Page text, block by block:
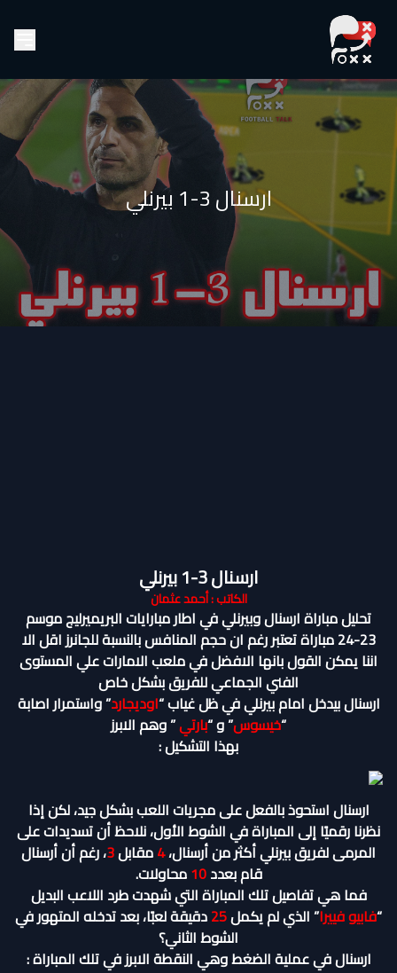
ارسنال 3-1 بيرنلي
ارسنال 3-1 بيرنلي
الكاتب : أحمد عثمان
تحليل مباراة ارسنال وبيرنلي في اطار مبارايات البريميرليج موسم
23-24 مباراة تعتبر رغم ان حجم المنافس بالنسبة للجانرز اقل الا
اننا يمكن القول بانها الافضل في ملعب الامارات علي المستوى
الفني الجماعي للفريق بشكل خاص
ارسنال بيدخل امام بيرنلي في ظل غياب “اوديجارد” واستمرار اصابة
“خيسوس” و “بارتي” وهم الابرز
بهذا التشكيل :
ارسنال استحوذ بالفعل على مجريات اللعب بشكل جيد، لكن إذا
نظرنا رقميًا إلى المباراة في الشوط الأول، نلاحظ أن تسديدات على
المرمى لفريق بيرنلي أكثر من أرسنال،4مقابل3، رغم أن أرسنال
قام بعدد10محاولات.
فما هي تفاصيل تلك المباراة التي شهدت طرد اللاعب البديل
“فابيو فييرا” الذي لم يكمل25دقيقة لعبًا، بعد تدخله المتهور في
الشوط الثاني؟
ارسنال في عملية الضغط وهي النقطة الابرز في تلك المباراة :